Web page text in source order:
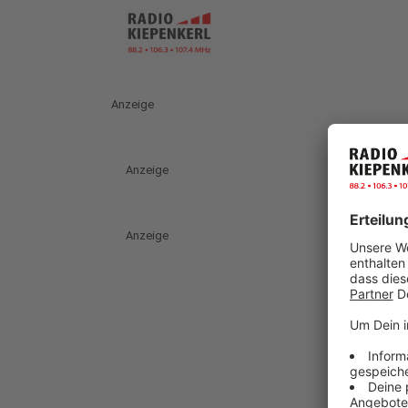
Anzeige
Anzeige
Anzeige